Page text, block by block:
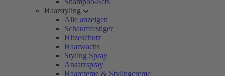
Shampoo-Sets
Haarstyling
Alle anzeigen
Schaumfestiger
Hitzeschutz
Haarwachs
Styling Spray
Ansatzspray
Haarcreme & Stylingcreme